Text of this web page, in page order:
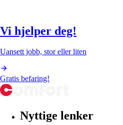
Vi hjelper deg!
Uansett jobb, stor eller liten
Gratis befaring!
Nyttige lenker